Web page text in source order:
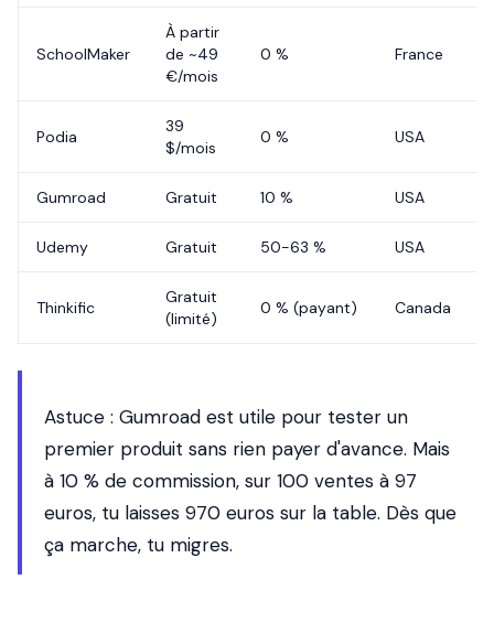
SchoolMaker
À partir
de ~49
€/mois
0 % France
Podia
39
$/mois
0 % USA
Gumroad Gratuit 10 % USA
Udemy Gratuit 50-63 % USA
Thinkific
Gratuit
(limité)
0 % (payant) Canada
Astuce : Gumroad est utile pour tester un
premier produit sans rien payer d'avance. Mais
à 10 % de commission, sur 100 ventes à 97
euros, tu laisses 970 euros sur la table. Dès que
ça marche, tu migres.